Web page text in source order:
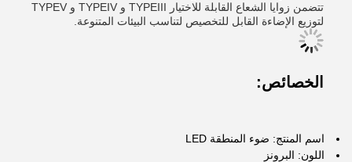
تتضمن زوايا الشعاع القابلة للاختيار TYPEIII و TYPEIV و TYPEV
لتوزيع الإضاءة القابل للتخصيص لتناسب البيئات المتنوعة.
الخصائص:
اسم المنتج: ضوء المنطقة LED
اللون: البرونز